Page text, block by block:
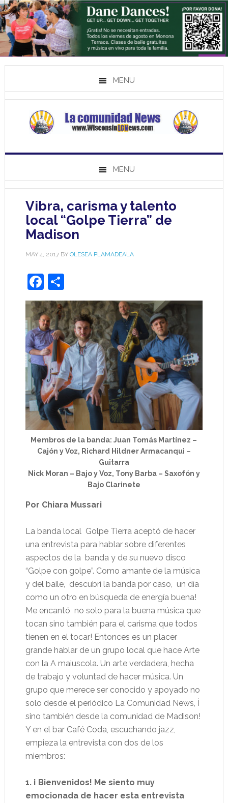
MENU
MENU
Vibra, carisma y talento
local “Golpe Tierra” de
Madison
MAY 4, 2017BY OLESEA PLAMADEALA
Facebook
Share
Membros de la banda: Juan Tomás Martínez –
Cajón y Voz, Richard Hildner Armacanqui –
Guitarra
Nick Moran – Bajo y Voz, Tony Barba – Saxofón y
Bajo Clarinete
Por Chiara Mussari
La banda local Golpe Tierra aceptó de hacer
una entrevista para hablar sobre diferentes
aspectos de la banda y de su nuevo disco
“Golpe con golpe”. Como amante de la música
y del baile,
descubrì la banda por caso,
un día
como un otro en búsqueda de energía buena!
Me encantó no solo para la buena música que
tocan sino también para el carisma que todos
tienen en el tocar! Entonces es un placer
grande hablar de un grupo local que hace Arte
con la A maiuscola. Un arte verdadera, hecha
de trabajo y voluntad de hacer música. Un
grupo que merece ser conocido y apoyado no
solo desde el periódico La Comunidad News, İ
sino también desde la comunidad de Madison!
Y en el bar Café Coda, escuchando jazz,
empieza la entrevista con dos de los
miembros:
1. ¡ Bienvenidos! Me siento muy
emocionada de hacer esta entrevista